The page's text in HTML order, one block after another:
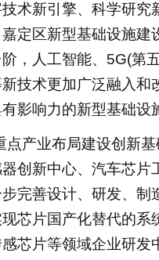
术新引擎、科学研究
定区新型基础设施建
，人工智能、5G(第
技术更加广泛融入和
影响力的新型基础设
产业布局建设创新基
创新中心、汽车芯片
完善设计、研发、制
芯片国产化替代的系
芯片等领域企业研发